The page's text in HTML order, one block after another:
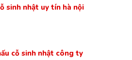
sinh nhật uy tín hà nội
cỗ sinh nhật công ty